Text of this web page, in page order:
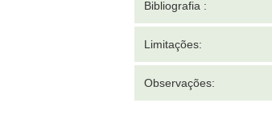
Bibliografia :
Limitações:
Observações: